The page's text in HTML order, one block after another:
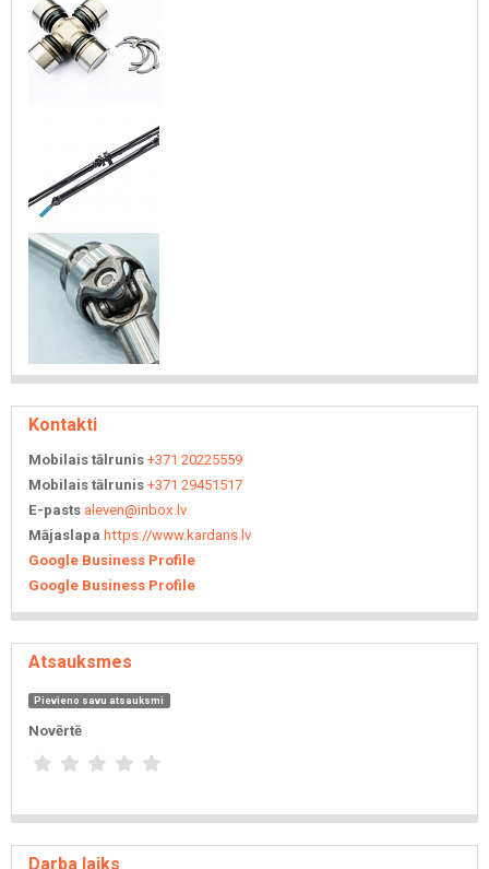
Kontakti
Mobilais tālrunis +371 20225559
Mobilais tālrunis +371 29451517
E-pasts aleven@inbox.lv
Mājaslapa https://www.kardans.lv
Google Business Profile
Google Business Profile
Atsauksmes
Pievieno savu atsauksmi
Novērtē
Darba laiks